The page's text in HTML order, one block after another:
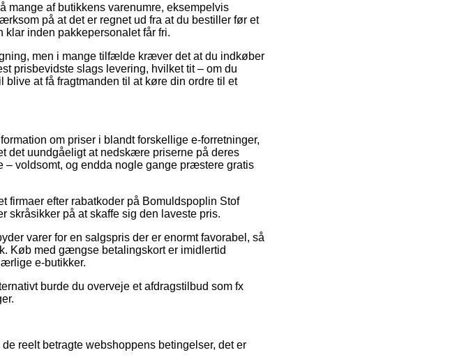
mange af butikkens varenumre, eksempelvis
på at det er regnet ud fra at du bestiller før et
klar inden pakkepersonalet får fri.
men i mange tilfælde kræver det at du indkøber
prisbevidste slags levering, hvilket tit – om du
at få fragtmanden til at køre din ordre til et
om priser i blandt forskellige e-forretninger,
det uundgåeligt at nedskære priserne på deres
– voldsomt, og endda nogle gange præstere gratis
firmaer efter rabatkoder på Bomuldspoplin Stof
skråsikker på at skaffe sig den laveste pris.
varer for en salgspris der er enormt favorabel, så
Køb med gængse betalingskort er imidlertid
e-butikker.
burde du overveje et afdragstilbud som fx
reelt betragte webshoppens betingelser, det er